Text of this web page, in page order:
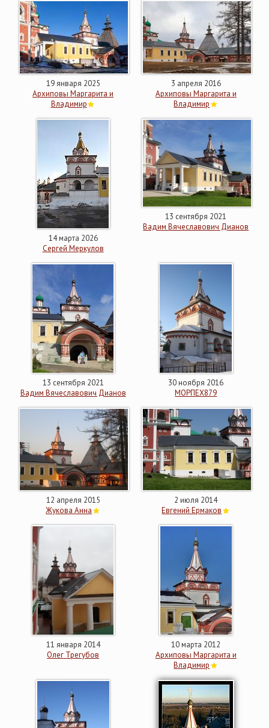
19 января 2025
Архиповы Маргарита и
Владимир
3 апреля 2016
Архиповы Маргарита и
Владимир
14 марта 2026
Сергей Меркулов
13 сентября 2021
Вадим Вячеславович Дианов
13 сентября 2021
Вадим Вячеславович Дианов
30 ноября 2016
МОРПЕХ879
12 апреля 2015
Жукова Анна
2 июля 2014
Евгений Ермаков
11 января 2014
Олег Трегубов
10 марта 2012
Архиповы Маргарита и
Владимир